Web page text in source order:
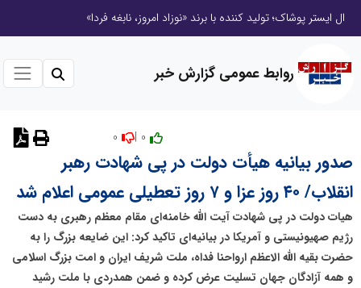
ال ایستر پوشاک؛ تولید کننده با برند «نوزاد امروز، نابغه فردا»
روابط عمومی گزارش خبر
صدور بیانیه هیأت دولت در پی شهادت رهبر
انقلاب/ ۴۰ روز عزا و ۷ روز تعطیلی عمومی اعلام شد
هیات دولت در پی شهادت آیت الله خامنه‌ای مقام معظم رهبری به دست
رژیم صهیونیستی و آمریکا در بیانیه‌ای تاکید کرد: این ضایعه بزرگ را به
حضرت بقیه الله الاعظم ارواحنا فداه، ملت شریف ایران و امت بزرگ اسلامی
و همه آزادگان جهان تسلیت عرض کرده و ضمن همدردی با ملت رشید